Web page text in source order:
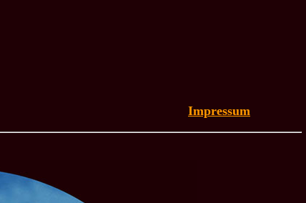
Impressum